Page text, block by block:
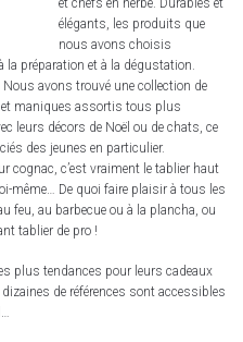
et chefs en herbe. Durables et
élégants, les produits que
nous avons choisis
la préparation et à la dégustation.
Nous avons trouvé une collection de
maniques assortis tous plus
leurs décors de Noël ou de chats, ce
des jeunes en particulier.
cognac, c’est vraiment le tablier haut
même… De quoi faire plaisir à tous les
feu, au barbecue ou à la plancha, ou
tablier de pro !
plus tendances pour leurs cadeaux
dizaines de références sont accessibles